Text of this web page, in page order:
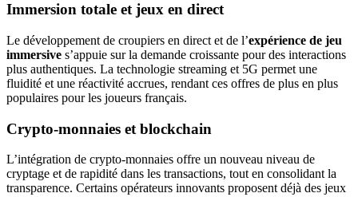
Immersion totale et jeux en direct
Le développement de croupiers en direct et de l’expérience de jeu
immersive s’appuie sur la demande croissante pour des interactions
plus authentiques. La technologie streaming et 5G permet une
fluidité et une réactivité accrues, rendant ces offres de plus en plus
populaires pour les joueurs français.
Crypto-monnaies et blockchain
L’intégration de crypto-monnaies offre un nouveau niveau de
cryptage et de rapidité dans les transactions, tout en consolidant la
transparence. Certains opérateurs innovants proposent déjà des jeux